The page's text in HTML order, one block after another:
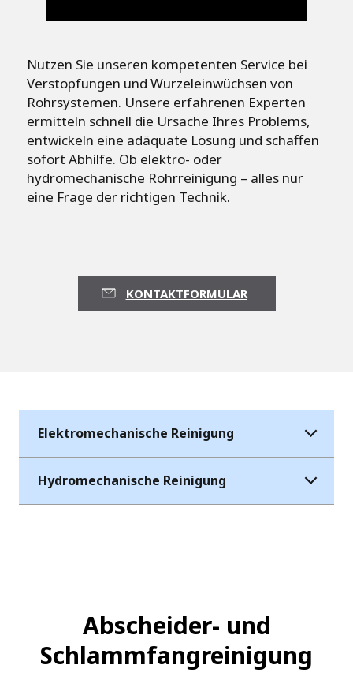
Nutzen Sie unseren kompetenten Service bei
Verstopfungen und Wurzeleinwüchsen von
Rohrsystemen. Unsere erfahrenen Experten
ermitteln schnell die Ursache Ihres Problems,
entwickeln eine adäquate Lösung und schaffen
sofort Abhilfe. Ob elektro- oder
hydromechanische Rohrreinigung – alles nur
eine Frage der richtigen Technik.
KONTAKTFORMULAR
Elektromechanische Reinigung
Hydromechanische Reinigung
Abscheider- und
Schlammfangreinigung